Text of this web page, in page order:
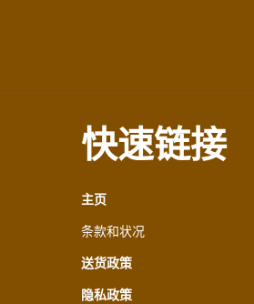
快速链接
主页
条款和状况
送货政策
隐私政策